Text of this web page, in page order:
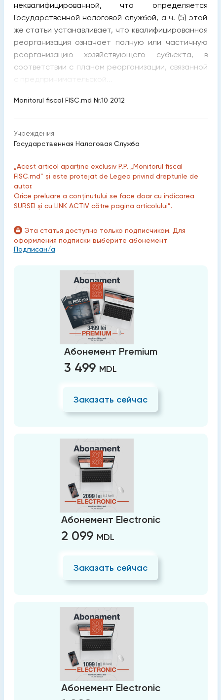
неквалифицированной, что определяется
Государственной налоговой службой, а ч. (5) этой
же статьи устанавливает, что квалифицированная
реорганизация означает полную или частичную
реорганизацию хозяйствующего субъекта, в
соответствии с планом реорганизации, связанной
с предпринимательской...
Monitorul fiscal FISC.md Nr.10 2012
Учреждения:
Государственная Налоговая Служба
„Acest articol aparține exclusiv P.P. „Monitorul fiscal
FISC.md” și este protejat de Legea privind drepturile de
autor.
Orice preluare a conținutului se face doar cu indicarea
SURSEI și cu LINK ACTIV către pagina articolului”.
Эта статья доступна только подписчикам. Для
оформления подписки выберите абонемент
Подписан/а
Абонемент Premium
3 499 MDL
Заказать сейчас
Абонемент Electronic
2 099 MDL
Заказать сейчас
Абонемент Electronic